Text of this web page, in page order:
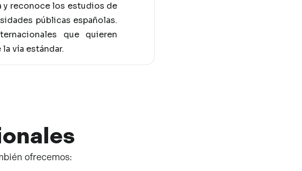
y reconoce los estudios de
públicas españolas.
que quieren
vía estándar.
ofrecemos: